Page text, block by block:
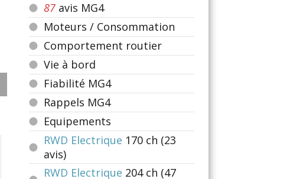
87 avis MG4
Moteurs / Consommation
Comportement routier
Vie à bord
Fiabilité MG4
Rappels MG4
Equipements
RWD Electrique 170 ch (23
avis)
RWD Electrique 204 ch (47